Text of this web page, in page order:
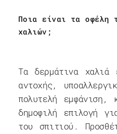
Ποια είναι τα οφέλη
χαλιών;
Τα δερμάτινα χαλιά
αντοχής,
πολυτελή εμφάνιση,
δημοφιλή επιλογή
του σπιτιού.